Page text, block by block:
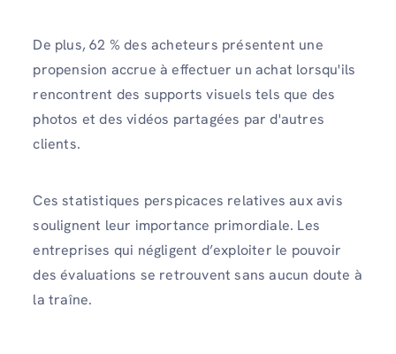
De plus, 62 % des acheteurs présentent une
propension accrue à effectuer un achat lorsqu'ils
rencontrent des supports visuels tels que des
photos et des vidéos partagées par d'autres
clients.
Ces statistiques perspicaces relatives aux avis
soulignent leur importance primordiale. Les
entreprises qui négligent d’exploiter le pouvoir
des évaluations se retrouvent sans aucun doute à
la traîne.